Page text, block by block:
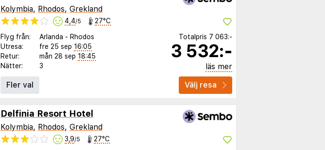
Kolymbia, Rhodos, Grekland
4,4/5 27°C
Flyg från: Arlanda - Rhodos
Utresa:
fre 25 sep 16:05
Retur:
mån 28 sep 18:45
Nätter:
3
Totalpris 7 063:-
3 532:-
läs mer
Fler val
Välj resa
Delfinia Resort Hotel
Kolymbia, Rhodos, Grekland
3,9/5 27°C